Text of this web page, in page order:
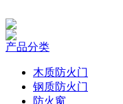
产品分类
木质防火门
钢质防火门
防火窗